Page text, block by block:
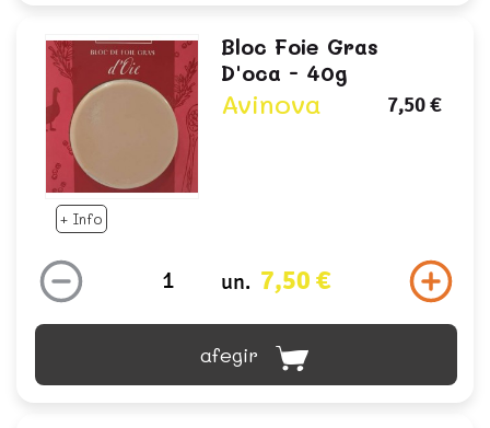
+ Info
Bloc Foie Gras
D'oca - 40g
Avinova 7,50 €
un. 7,50 €
afegir